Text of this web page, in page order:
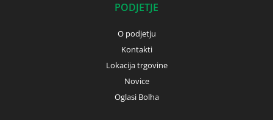
PODJETJE
O podjetju
Kontakti
Lokacija trgovine
Novice
Oglasi Bolha